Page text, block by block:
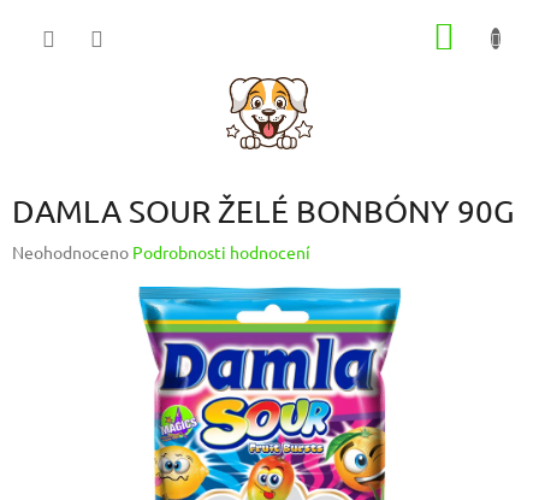
DAMLA SOUR ŽELÉ BONBÓNY 90G
Průměrné
Neohodnoceno Podrobnosti hodnocení